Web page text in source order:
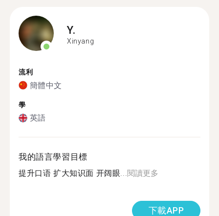
Y.
Xinyang
流利
簡體中文
學
英語
我的語言學習目標
提升口语 扩大知识面 开阔眼...閱讀更多
下載APP